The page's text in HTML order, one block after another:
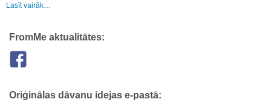
Lasīt vairāk…
FromMe aktualitātes:
Oriģinālas dāvanu idejas e-pastā: